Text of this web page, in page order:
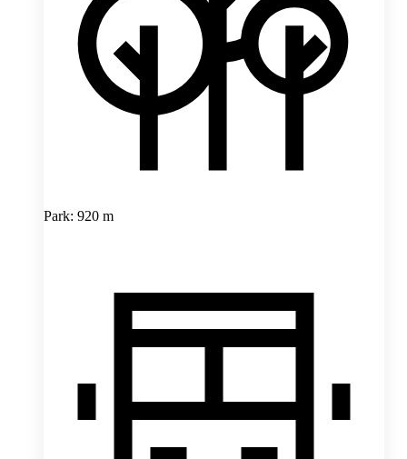
Park: 920 m